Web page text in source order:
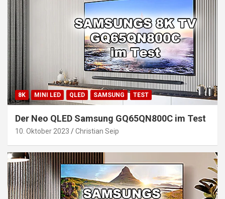
8K MINI LED QLED SAMSUNG TEST
Der Neo QLED Samsung GQ65QN800C im Test
10. Oktober 2023 Christian Seip